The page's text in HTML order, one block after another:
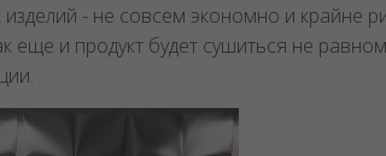
- не совсем экономно и крайне
еще и продукт будет сушиться не